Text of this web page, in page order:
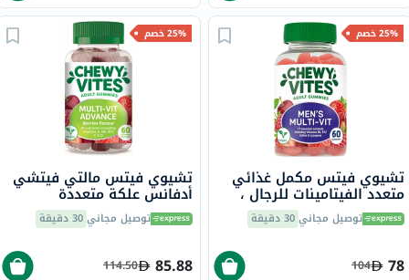
25% خصم
تشيوي فيتس مكمل غذائي
متعدد الفيتامينات للرجال ،
حلوى جيلاتينية للبالغين، حزمه
من 60 توصيل مجاني30 دقيقة
78
104
25% خصم
تشيوي فيتس مالتي فيتشي
أدفانس علكة متعددة
الفيتامينات للبالغين بنكهة
التوت، حزمة من 60
توصيل مجاني30 دقيقة
85.88
114.50